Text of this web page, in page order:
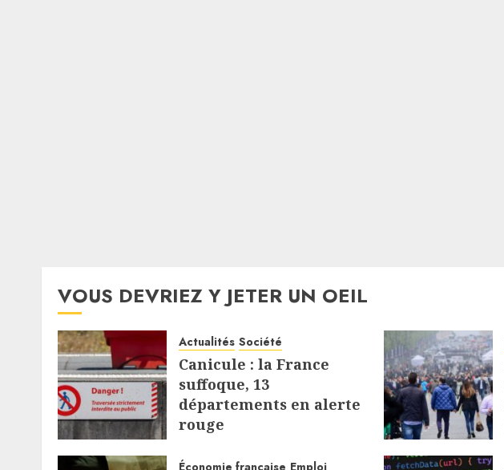
VOUS DEVRIEZ Y JETER UN OEIL
Actualités Société
Canicule : la France
suffoque, 13
départements en alerte
rouge
Économie française Emploi